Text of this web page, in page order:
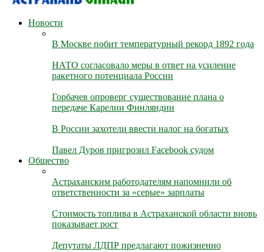
Новости
В Москве побит температурный рекорд 1892 года
НАТО согласовало меры в ответ на усиление
ракетного потенциала России
Горбачев опроверг существование плана о
передаче Карелии Финляндии
В России захотели ввести налог на богатых
Павел Дуров пригрозил Facebook судом
Общество
Астраханским работодателям напомнили об
ответственности за «серые» зарплаты
Стоимость топлива в Астраханской области вновь
показывает рост
Депутаты ЛДПР предлагают пожизненно